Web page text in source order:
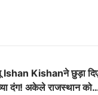
Ishan Kishanने छुड़ा
दंग! अकेले राजस्थान को